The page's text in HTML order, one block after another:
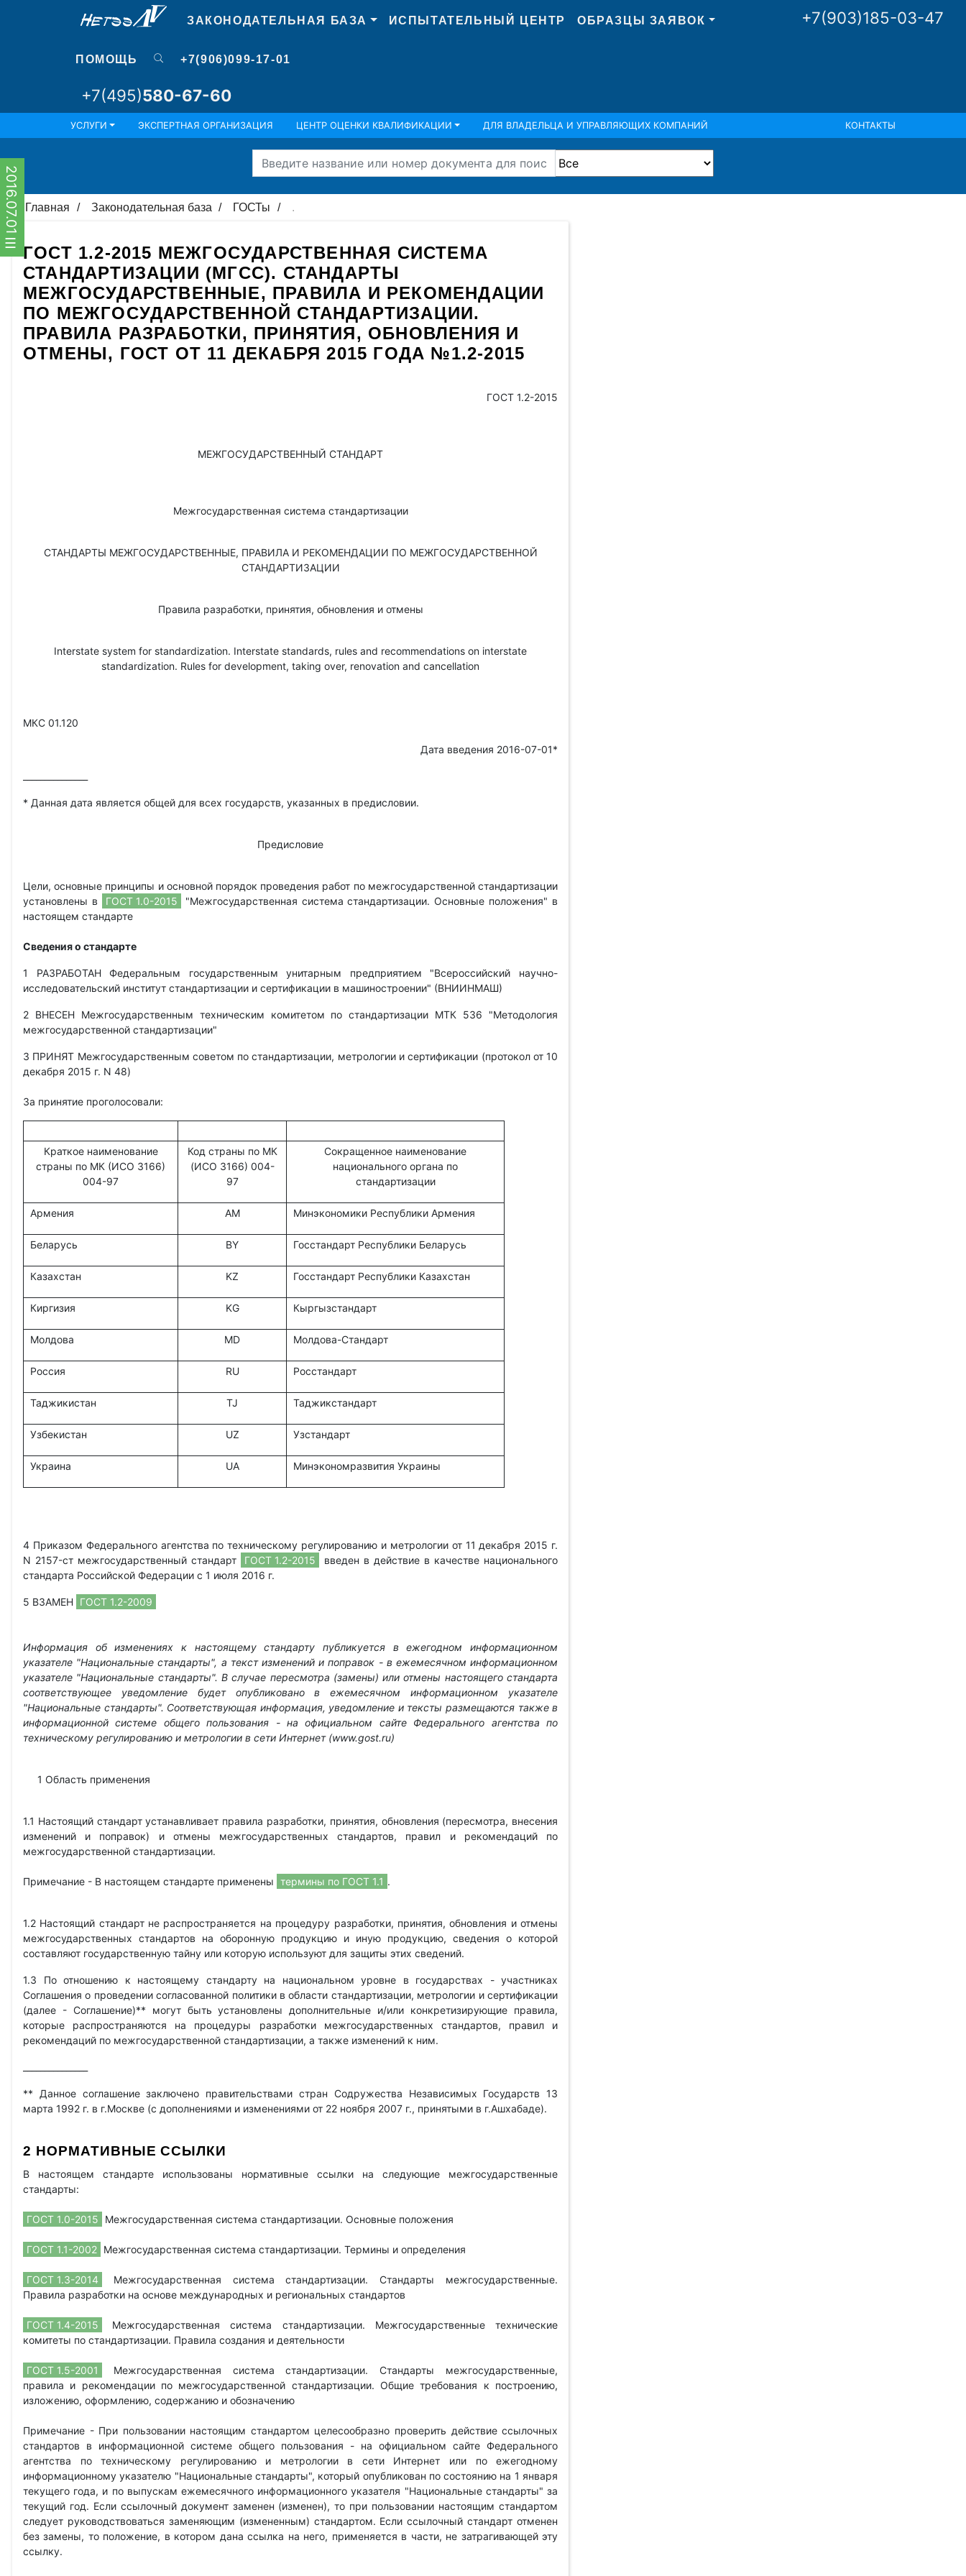
+7(903)185-03-47
ЗАКОНОДАТЕЛЬНАЯ БАЗА ИСПЫТАТЕЛЬНЫЙ ЦЕНТР ОБРАЗЦЫ ЗАЯВОК
ПОМОЩЬ +7(906)099-17-01
+7(495)580-67-60
УСЛУГИ ЭКСПЕРТНАЯ ОРГАНИЗАЦИЯ ЦЕНТР ОЦЕНКИ КВАЛИФИКАЦИИ ДЛЯ ВЛАДЕЛЬЦА И УПРАВЛЯЮЩИХ КОМПАНИЙ КОНТАКТЫ
Главная Законодательная база ГОСТы .
2016.07.01
ГОСТ 1.2-2015 МЕЖГОСУДАРСТВЕННАЯ СИСТЕМА
СТАНДАРТИЗАЦИИ (МГСС). СТАНДАРТЫ
МЕЖГОСУДАРСТВЕННЫЕ, ПРАВИЛА И РЕКОМЕНДАЦИИ
ПО МЕЖГОСУДАРСТВЕННОЙ СТАНДАРТИЗАЦИИ.
ПРАВИЛА РАЗРАБОТКИ, ПРИНЯТИЯ, ОБНОВЛЕНИЯ И
ОТМЕНЫ, ГОСТ ОТ 11 ДЕКАБРЯ 2015 ГОДА №1.2-2015
ГОСТ 1.2-2015
МЕЖГОСУДАРСТВЕННЫЙ СТАНДАРТ
Межгосударственная система стандартизации
СТАНДАРТЫ МЕЖГОСУДАРСТВЕННЫЕ, ПРАВИЛА И РЕКОМЕНДАЦИИ ПО МЕЖГОСУДАРСТВЕННОЙ
СТАНДАРТИЗАЦИИ
Правила разработки, принятия, обновления и отмены
Interstate system for standardization. Interstate standards, rules and recommendations on interstate
standardization. Rules for development, taking over, renovation and cancellation
МКС 01.120
Дата введения 2016-07-01*
* Данная дата является общей для всех государств, указанных в предисловии.
Предисловие
Цели, основные принципы и основной порядок проведения работ по межгосударственной стандартизации
установлены в
ГОСТ 1.0-2015
"Межгосударственная система стандартизации. Основные положения" в
настоящем стандарте
Сведения о стандарте
1 РАЗРАБОТАН Федеральным государственным унитарным предприятием "Всероссийский научно-
исследовательский институт стандартизации и сертификации в машиностроении" (ВНИИНМАШ)
2 ВНЕСЕН Межгосударственным техническим комитетом по стандартизации МТК 536 "Методология
межгосударственной стандартизации"
3 ПРИНЯТ Межгосударственным советом по стандартизации, метрологии и сертификации (протокол от 10
декабря 2015 г. N 48)
За принятие проголосовали:
Краткое наименование
страны по МК (ИСО 3166)
004-97
Код страны по МК
(ИСО 3166) 004-
97
Сокращенное наименование
национального органа по
стандартизации
Армения AM Минэкономики Республики Армения
Беларусь BY Госстандарт Республики Беларусь
Казахстан KZ Госстандарт Республики Казахстан
Киргизия KG Кыргызстандарт
Молдова MD Молдова-Стандарт
Россия RU Росстандарт
Таджикистан TJ Таджикстандарт
Узбекистан UZ Узстандарт
Украина UA Минэкономразвития Украины
4 Приказом Федерального агентства по техническому регулированию и метрологии от 11 декабря 2015 г.
N 2157-ст межгосударственный стандарт
ГОСТ 1.2-2015
введен в действие в качестве национального
стандарта Российской Федерации с 1 июля 2016 г.
5 ВЗАМЕН ГОСТ 1.2-2009
Информация об изменениях к настоящему стандарту публикуется в ежегодном информационном
указателе "Национальные стандарты", а текст изменений и поправок - в ежемесячном информационном
указателе "Национальные стандарты". В случае пересмотра (замены) или отмены настоящего стандарта
соответствующее уведомление будет опубликовано в ежемесячном информационном указателе
"Национальные стандарты". Соответствующая информация, уведомление и тексты размещаются также в
информационной системе общего пользования - на официальном сайте Федерального агентства по
техническому регулированию и метрологии в сети Интернет (www.gost.ru)
1 Область применения
1.1 Настоящий стандарт устанавливает правила разработки, принятия, обновления (пересмотра, внесения
изменений и поправок) и отмены межгосударственных стандартов, правил и рекомендаций по
межгосударственной стандартизации.
Примечание - В настоящем стандарте применены термины по ГОСТ 1.1 .
1.2 Настоящий стандарт не распространяется на процедуру разработки, принятия, обновления и отмены
межгосударственных стандартов на оборонную продукцию и иную продукцию, сведения о которой
составляют государственную тайну или которую используют для защиты этих сведений.
1.3 По отношению к настоящему стандарту на национальном уровне в государствах - участниках
Соглашения о проведении согласованной политики в области стандартизации, метрологии и сертификации
(далее - Соглашение)** могут быть установлены дополнительные и/или конкретизирующие правила,
которые распространяются на процедуры разработки межгосударственных стандартов, правил и
рекомендаций по межгосударственной стандартизации, а также изменений к ним.
** Данное соглашение заключено правительствами стран Содружества Независимых Государств 13
марта 1992 г. в г.Москве (с дополнениями и изменениями от 22 ноября 2007 г., принятыми в г.Ашхабаде).
2 НОРМАТИВНЫЕ ССЫЛКИ
В настоящем стандарте использованы нормативные ссылки на следующие межгосударственные
стандарты:
ГОСТ 1.0-2015 Межгосударственная система стандартизации. Основные положения
ГОСТ 1.1-2002 Межгосударственная система стандартизации. Термины и определения
ГОСТ 1.3-2014
Межгосударственная система стандартизации. Стандарты межгосударственные.
Правила разработки на основе международных и региональных стандартов
ГОСТ 1.4-2015
Межгосударственная система стандартизации. Межгосударственные технические
комитеты по стандартизации. Правила создания и деятельности
ГОСТ 1.5-2001
Межгосударственная система стандартизации. Стандарты межгосударственные,
правила и рекомендации по межгосударственной стандартизации. Общие требования к построению,
изложению, оформлению, содержанию и обозначению
Примечание - При пользовании настоящим стандартом целесообразно проверить действие ссылочных
стандартов в информационной системе общего пользования - на официальном сайте Федерального
агентства по техническому регулированию и метрологии в сети Интернет или по ежегодному
информационному указателю "Национальные стандарты", который опубликован по состоянию на 1 января
текущего года, и по выпускам ежемесячного информационного указателя "Национальные стандарты" за
текущий год. Если ссылочный документ заменен (изменен), то при пользовании настоящим стандартом
следует руководствоваться заменяющим (измененным) стандартом. Если ссылочный стандарт отменен
без замены, то положение, в котором дана ссылка на него, применяется в части, не затрагивающей эту
ссылку.